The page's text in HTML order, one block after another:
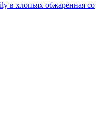
в хлопьях обжаренная со